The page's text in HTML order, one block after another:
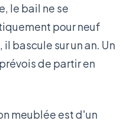
le bail ne se
pour neuf
bascule sur un an. Un
de partir en
meublée est d'un